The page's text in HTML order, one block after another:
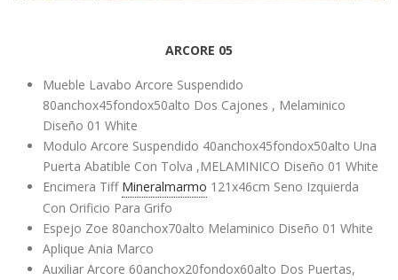
ARCORE 05
Mueble Lavabo Arcore Suspendido
80anchox45fondox50alto Dos Cajones , Melaminico
Diseño 01 White
Modulo Arcore Suspendido 40anchox45fondox50alto Una
Puerta Abatible Con Tolva ,MELAMINICO Diseño 01 White
Encimera Tiff Mineralmarmo 121x46cm Seno Izquierda
Con Orificio Para Grifo
Espejo Zoe 80anchox70alto Melaminico Diseño 01 White
Aplique Ania Marco
Auxiliar Arcore 60anchox20fondox60alto Dos Puertas,